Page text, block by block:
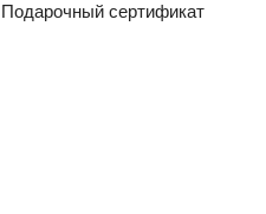
Подарочный сертификат